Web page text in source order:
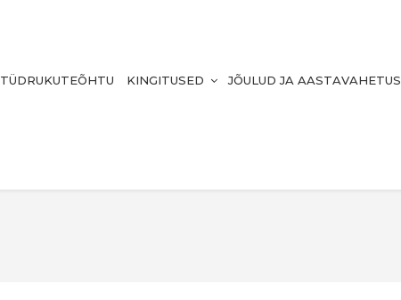
TÜDRUKUTEÕHTU KINGITUSED JÕULUD JA AASTAVAHETUS